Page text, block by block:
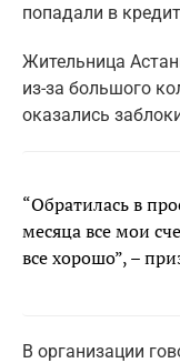
попадали в
Жительница
из-за большого
оказались
“Обратилась в
месяца все мои
все хорошо”, –
В организации